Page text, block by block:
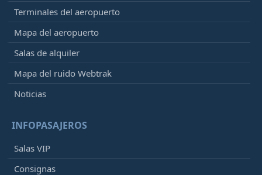
Terminales del aeropuerto
Mapa del aeropuerto
Salas de alquiler
Mapa del ruido Webtrak
Noticias
INFOPASAJEROS
Salas VIP
Consignas